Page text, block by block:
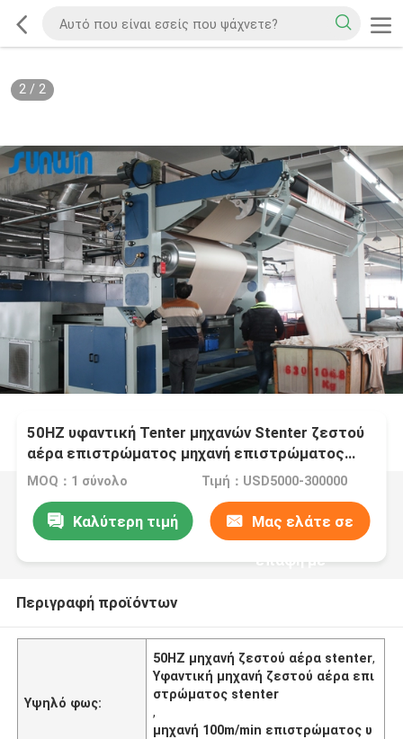
2/ 2
50HZ υφαντική Tenter μηχανών Stenter ζεστού
αέρα επιστρώματος μηχανή επιστρώματος
υφάσματος πλαισίων
MOQ：1 σύνολο Τιμή：USD5000-300000
Καλύτερη τιμή Μας ελάτε σε
επαφή με
Περιγραφή προϊόντων
Υψηλό φως:
50HZ μηχανή ζεστού αέρα stenter,
Υφαντική μηχανή ζεστού αέρα επι
στρώματος stenter
,
μηχανή 100m/min επιστρώματος υ